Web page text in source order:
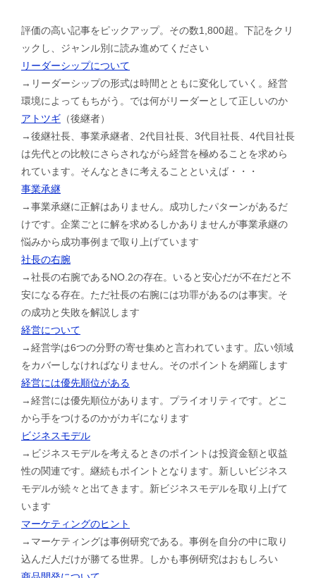
評価の高い記事をピックアップ。その数1,800超。下記をクリ
ックし、ジャンル別に読み進めてください
リーダーシップについて
→リーダーシップの形式は時間とともに変化していく。経営
環境によってもちがう。では何がリーダーとして正しいのか
アトツギ （後継者）
→後継社長、事業承継者、2代目社長、3代目社長、4代目社長
は先代との比較にさらされながら経営を極めることを求めら
れています。そんなときに考えることといえば・・・
事業承継
→事業承継に正解はありません。成功したパターンがあるだ
けです。企業ごとに解を求めるしかありませんが事業承継の
悩みから成功事例まで取り上げています
社長の右腕
→社長の右腕であるNO.2の存在。いると安心だが不在だと不
安になる存在。ただ社長の右腕には功罪があるのは事実。そ
の成功と失敗を解説します
経営について
→経営学は6つの分野の寄せ集めと言われています。広い領域
をカバーしなければなりません。そのポイントを網羅します
経営には優先順位がある
→経営には優先順位があります。プライオリティです。どこ
から手をつけるのかがカギになります
ビジネスモデル
→ビジネスモデルを考えるときのポイントは投資金額と収益
性の関連です。継続もポイントとなります。新しいビジネス
モデルが続々と出てきます。新ビジネスモデルを取り上げて
います
マーケティングのヒント
→マーケティングは事例研究である。事例を自分の中に取り
込んだ人だけが勝てる世界。しかも事例研究はおもしろい